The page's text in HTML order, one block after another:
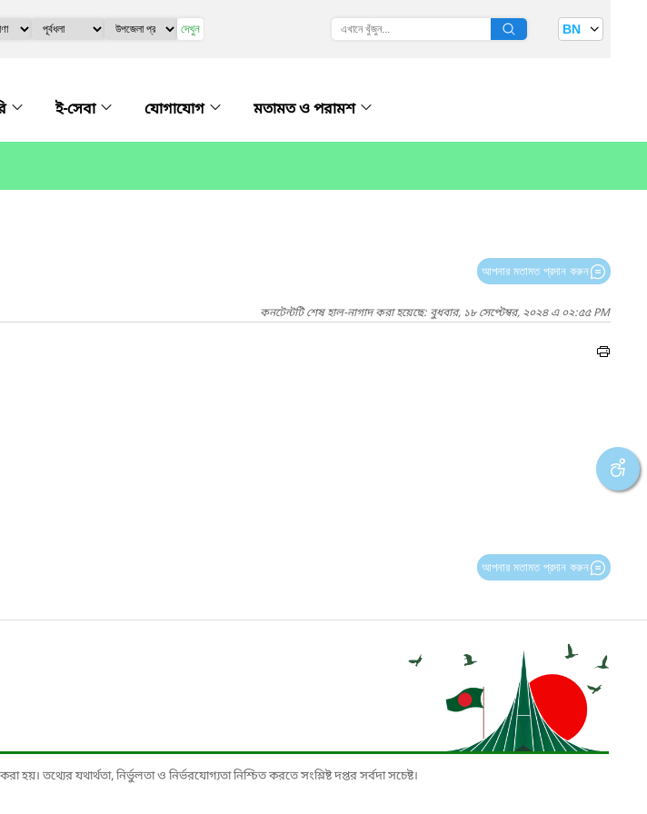
দেখুন BN
ই-সেবা যোগাযোগ মতামত ও পরামশ
আপনার মতামত প্রদান করুন
কনটেন্টটি শেষ হাল-নাগাদ করা হয়েছে: বুধবার, ১৮ সেপ্টেম্বর, ২০২৪ এ ০২:৫৫ PM
আপনার মতামত প্রদান করুন
তথ্যের যথার্থতা, নির্ভুলতা ও নির্ভরযোগ্যতা নিশ্চিত করতে সংশ্লিষ্ট দপ্তর সর্বদা সচেষ্ট।